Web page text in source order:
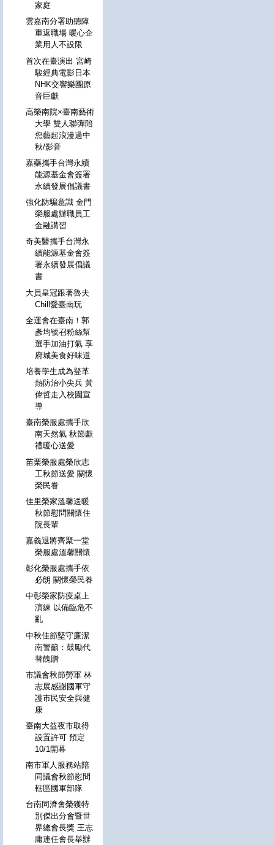
家庭
雲嘉南分署助聽障
重返職場 暖心企
業用人不設限
首次在臺演出 宮崎
駿經典電影日本
NHK交響樂團原
音巨獻
高榮南院×臺南藝術
大學 雙人聯彈陪
您藝起浪漫過中
秋/影音
嘉藥攜手台灣永續
能源基金會簽署
永續發展倡議書
強化防騙意識 金門
榮服處辦職員工
金融講習
奇美醫攜手台灣永
續能源基金會簽
署永續發展倡議
書
大員皇冠跟著魯夫
Chill愛臺南玩
全運會在臺南！郭
彥均號召粉絲幫
選手加油打氣 享
府城美食好味道
培養學生成為登革
熱防治小尖兵 黃
偉哲走入校園宣
導
臺南榮服處攜手欣
南天然氣 秋節獻
禮暖心送愛
苗栗榮服處榮欣志
工秋節送愛 關懷
榮民眷
佳里榮家溫馨送暖
秋節慰問關懷住
院長輩
嘉義退將齊聚一堂
榮服處溫馨關懷
彰化榮服處攜手依
必朗 關懷榮民眷
中彰榮家防疫桌上
演練 以備臨危不
亂
中秋佳節堅守廉潔
南警籲：鼓勵代
替餽贈
市議會秋節勞軍 林
志展感謝國軍守
護市民安全與健
康
臺南大益夜市取得
設置許可 預定
10/1開幕
南市軍人服務站陪
同議會秋節慰問
轄區國軍部隊
台南同濟會榮獲特
別傑出分會暨世
界總會長獎 王志
庸連任會長舉辦